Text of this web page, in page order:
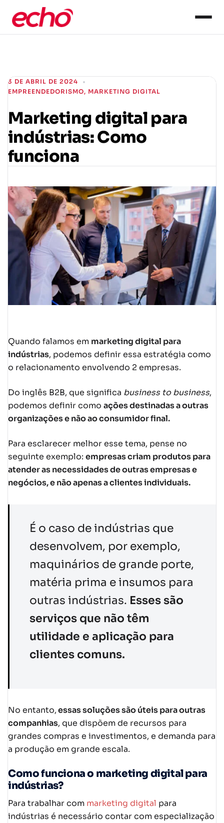
3 DE ABRIL DE 2024
EMPREENDEDORISMO, MARKETING DIGITAL
Marketing digital para
indústrias: Como
funciona
Quando falamos em marketing digital para
indústrias, podemos definir essa estratégia como
o relacionamento envolvendo 2 empresas.
Do inglês B2B, que significa business to business,
podemos definir como ações destinadas a outras
organizações e não ao consumidor final.
Para esclarecer melhor esse tema, pense no
seguinte exemplo: empresas criam produtos para
atender as necessidades de outras empresas e
negócios, e não apenas a clientes individuais.
É o caso de indústrias que
desenvolvem, por exemplo,
maquinários de grande porte,
matéria prima e insumos para
outras indústrias. Esses são
serviços que não têm
utilidade e aplicação para
clientes comuns.
No entanto,essas soluções são úteis para outras
companhias, que dispõem de recursos para
grandes compras e investimentos, e demanda para
a produção em grande escala.
Como funciona o marketing digital para
indústrias?
Para trabalhar com marketing digital para
indústrias é necessário contar com especialização